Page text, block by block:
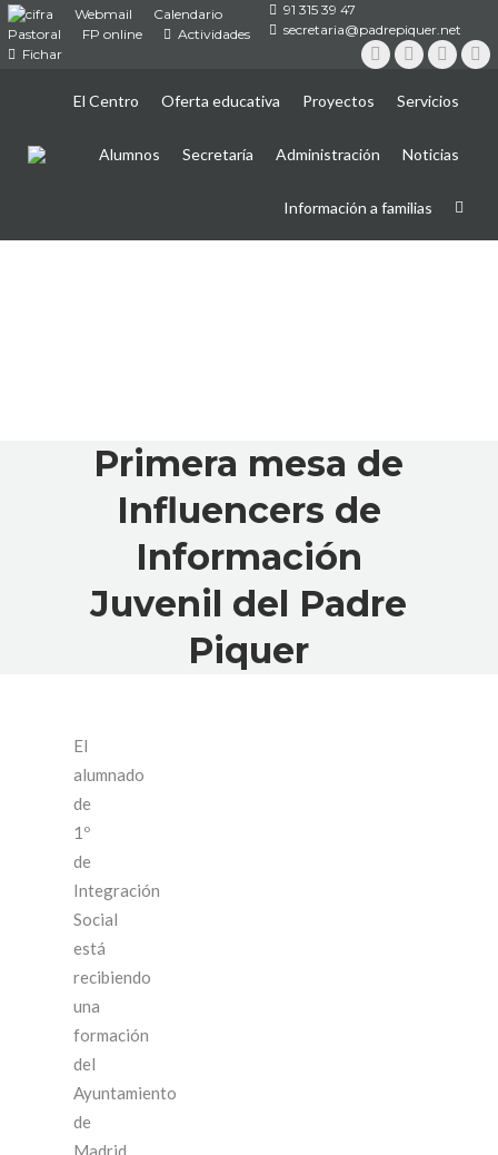
Webmail
Calendario
Pastoral
FP online
Actividades
Fichar
91 315 39 47
secretaria@padrepiquer.net
Instagram
Twitter
El Centro Oferta educativa Proyectos Servicios
Alumnos Secretaría Administración Noticias
Información a familias
Primera mesa de
Influencers de
Información
Juvenil del Padre
Piquer
El
alumnado
de
1º
de
Integración
Social
está
recibiendo
una
formación
del
Ayuntamiento
de
Madrid